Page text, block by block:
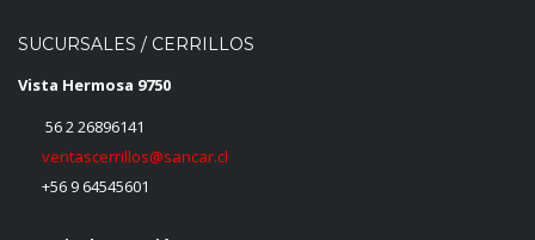
SUCURSALES / CERRILLOS
Vista Hermosa 9750
56 2 26896141
ventascerrillos@sancar.cl
+56 9 64545601